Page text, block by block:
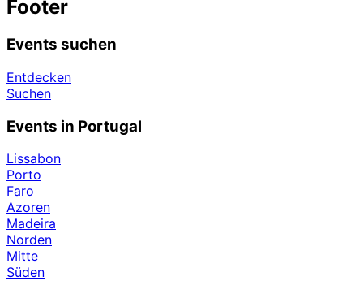
Footer
Events suchen
Entdecken
Suchen
Events in Portugal
Lissabon
Porto
Faro
Azoren
Madeira
Norden
Mitte
Süden